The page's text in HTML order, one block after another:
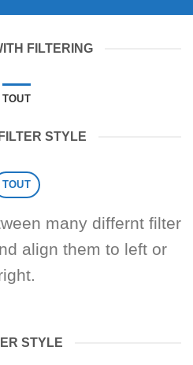
FILTERING
TOUT
STYLE
TOUT
many differnt filter
align them to left or
STYLE